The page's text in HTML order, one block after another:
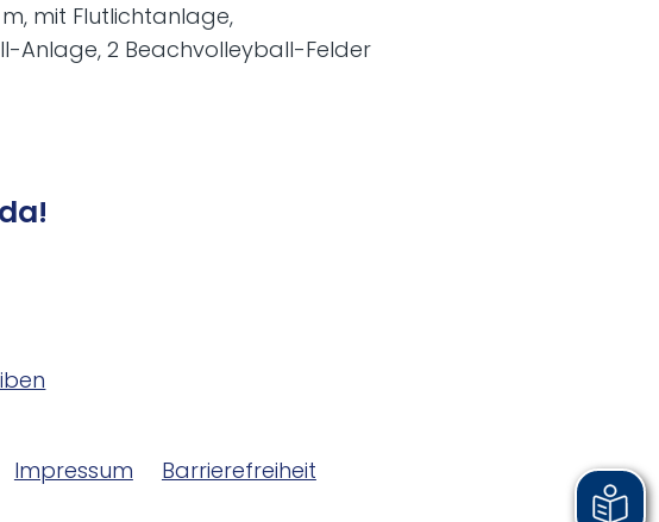
mit Flutlichtanlage,
Anlage, 2 Beachvolleyball-Felder
Impressum Barrierefreiheit